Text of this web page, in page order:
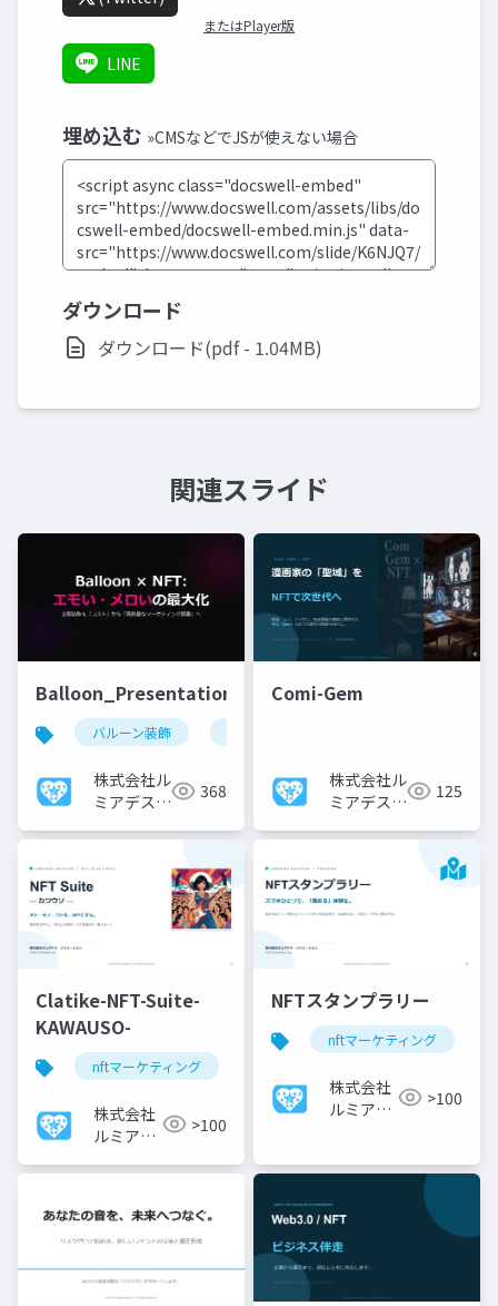
またはPlayer版
LINE
埋め込む »CMSなどでJSが使えない場合
ダウンロード
ダウンロード(pdf - 1.04MB)
関連スライド
Balloon_Presentation
バルーン装飾
株式会社ル
ミアデス・
ョン
368
Comi-Gem
株式会社ル
ミアデス・
ョン
125
Clatike-NFT-Suite-
KAWAUSO-
nftマーケティング
株式会社
ルミアデ
ューショ
>100
NFTスタンプラリー
nftマーケティング
株式会社
ルミアデ
ン
>100